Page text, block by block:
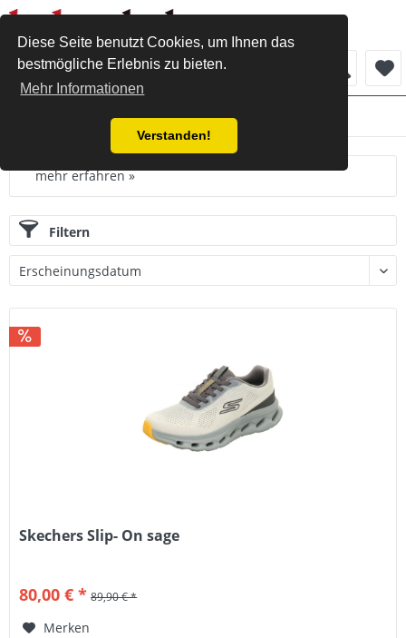
Diese Seite benutzt Cookies, um Ihnen das
bestmögliche Erlebnis zu bieten.
Mehr Informationen
Verstanden!
Menü
mehr erfahren »
Filtern
Skechers Slip- On sage
80,00 € * 89,90 € *
Merken